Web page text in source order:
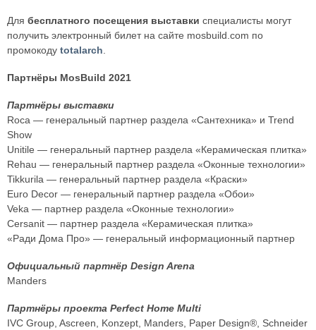
Для бесплатного посещения выставки специалисты могут
получить электронный билет на сайте mosbuild.com по
промокоду totalarch
Партнёры MosBuild 2021
Партнёры выставки
Roca — генеральный партнер раздела «Сантехника» и Trend
Show
Unitile — генеральный партнер раздела «Керамическая плитка»
Rehau — генеральный партнер раздела «Оконные технологии»
Tikkurila — генеральный партнер раздела «Краски»
Euro Decor — генеральный партнер раздела «Обои»
Veka — партнер раздела «Оконные технологии»
Cersanit — партнер раздела «Керамическая плитка»
«Ради Дома Про» — генеральный информационный партнер
Официальный партнёр Design Arena
Manders
Партнёры проекта Perfect Home Multi
IVC Group, Ascreen, Konzept, Manders, Paper Design®, Schneider